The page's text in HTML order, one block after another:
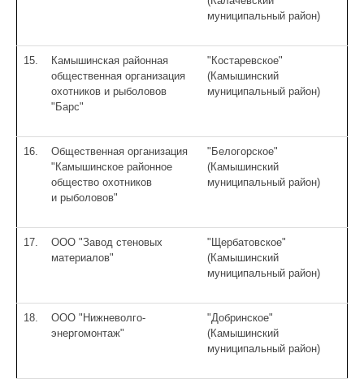
муниципальный район)
15.
Камышинская районная
общественная организация
охотников и рыболовов
"Барс"
"Костаревское"
(Камышинский
муниципальный район)
16.
Общественная организация
"Камышинское районное
общество охотников
и рыболовов"
"Белогорское"
(Камышинский
муниципальный район)
17.
ООО "Завод стеновых
материалов"
"Щербатовское"
(Камышинский
муниципальный район)
18.
ООО "Нижневолго-
энергомонтаж"
"Добринское"
(Камышинский
муниципальный район)